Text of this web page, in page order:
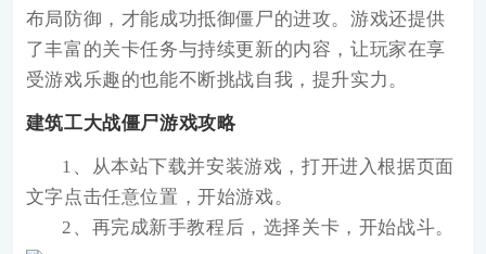
布局防御，才能成功抵御僵尸的进攻。游戏还提供
了丰富的关卡任务与持续更新的内容，让玩家在享
受游戏乐趣的也能不断挑战自我，提升实力。
建筑工大战僵尸游戏攻略
1、从本站下载并安装游戏，打开进入根据页面
文字点击任意位置，开始游戏。
2、再完成新手教程后，选择关卡，开始战斗。